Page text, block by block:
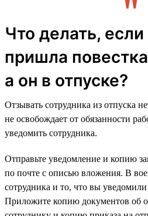
Что делать,
пришла
а он в отпуске?
Отзывать сотрудника из отпуска
не освобождает от обязанности
уведомить сотрудника.
Отправьте уведомление и копию
по почте с описью вложения. В
сотрудника и то, что вы
Приложите копию документов об